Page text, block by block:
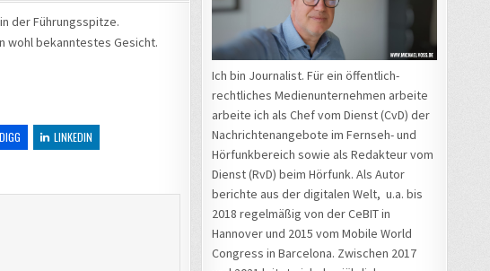
der Führungsspitze.
wohl bekanntestes Gesicht.
DIGG LINKEDIN
Ich bin Journalist. Für ein öffentlich-
rechtliches Medienunternehmen arbeite
arbeite ich als Chef vom Dienst (CvD) der
Nachrichtenangebote im Fernseh- und
Hörfunkbereich sowie als Redakteur vom
Dienst (RvD) beim Hörfunk. Als Autor
berichte aus der digitalen Welt, u.a. bis
2018 regelmäßig von der CeBIT in
Hannover und 2015 vom Mobile World
Congress in Barcelona. Zwischen 2017